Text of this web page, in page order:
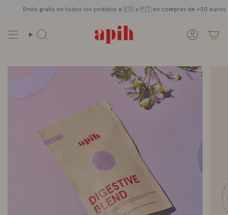
gratis en todos los pedidos a 🇪🇸 y🇵🇹 en compras de +50 euros /
Búsqueda Cuenta